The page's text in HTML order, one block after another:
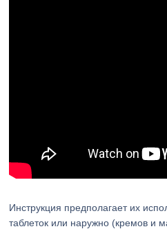
Инструкция предполагает их
таблеток или наружно (кремов и